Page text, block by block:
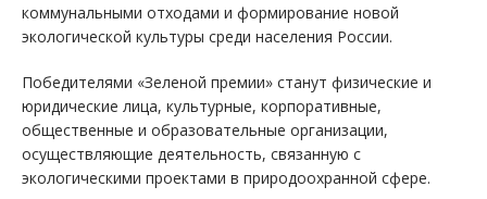
коммунальными отходами и формирование новой
экологической культуры среди населения России.
Победителями «Зеленой премии» станут физические и
юридические лица, культурные, корпоративные,
общественные и образовательные организации,
осуществляющие деятельность, связанную с
экологическими проектами в природоохранной сфере.